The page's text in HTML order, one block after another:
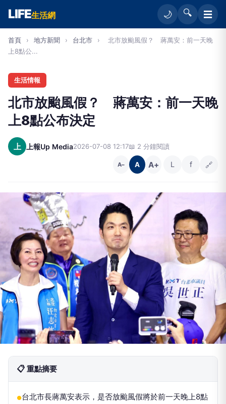
LIFE生活網 🌙 🔍 ☰
首頁 › 地方新聞 › 台北市 ›
北市放颱風假？ 蔣萬安：前一天晚
上8點公...
生活情報
北市放颱風假？ 蔣萬安：前一天晚
上8點公布決定
上 上報Up Media2026-07-08 12:17📖 2 分鐘閱讀
A− A A+ L f 🔗
📋 重點摘要
●台北市長蔣萬安表示，是否放颱風假將於前一天晚上8點